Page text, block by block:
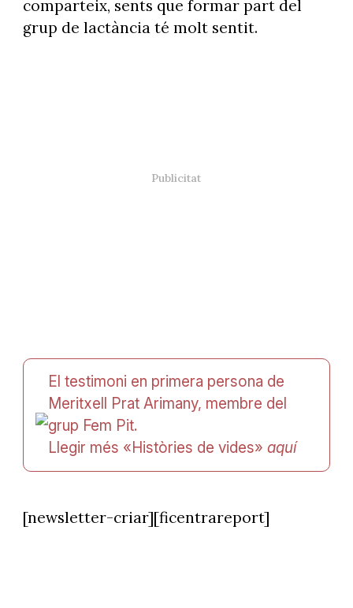
comparteix, sents que formar part del
grup de lactància té molt sentit.
El testimoni en primera persona de
Meritxell Prat Arimany, membre del
grup Fem Pit.
Llegir més «Històries de vides» aquí
[newsletter-criar][ficentrareport]